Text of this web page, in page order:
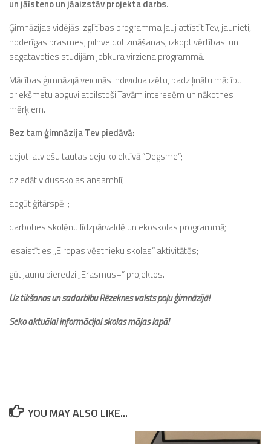
un jāīsteno un jāaizstāvprojekta darbs.
Ģimnāzijas vidējās izglītības programma ļauj attīstīt Tev, jaunieti,
noderīgas prasmes, pilnveidot zināšanas, izkopt vērtības un
sagatavoties studijām jebkura virziena programmā.
Mācības ģimnāzijā veicinās individualizētu, padziļinātu mācību
priekšmetu apguvi atbilstoši Tavām interesēm un nākotnes
mērķiem.
Bez tam ģimnāzija Tev piedāvā:
dejot latviešu tautas deju kolektīvā ”Degsme”;
dziedāt vidusskolas ansamblī;
apgūt ģitārspēli;
darboties skolēnu līdzpārvaldē un ekoskolas programmā;
iesaistīties „Eiropas vēstnieku skolas” aktivitātēs;
gūt jaunu pieredzi „Erasmus+” projektos.
Uz tikšanos un sadarbību Rēzeknes valsts poļu ģimnāzijā!
Seko aktuālai informācijai skolas mājas lapā!
YOU MAY ALSO LIKE...